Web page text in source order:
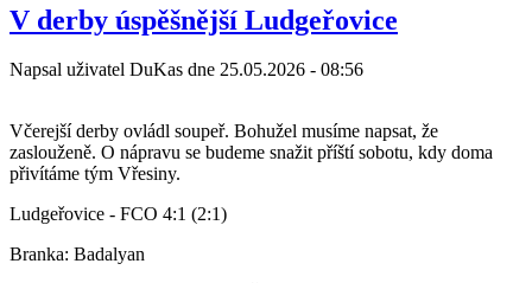
vyhráli
ve
V derby úspěšnější Ludgeřovice
Napsal uživatel DuKas dne 25.05.2026 - 08:56
Včerejší derby ovládl soupeř. Bohužel musíme napsat, že
zaslouženě. O nápravu se budeme snažit příští sobotu, kdy doma
přivítáme tým Vřesiny.
Ludgeřovice - FCO 4:1 (2:1)
Branka: Badalyan